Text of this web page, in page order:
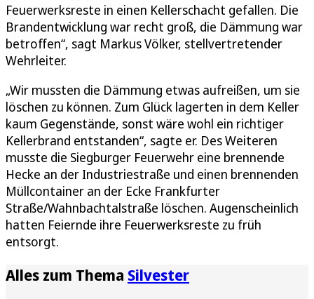
Feuerwerksreste in einen Kellerschacht gefallen. Die
Brandentwicklung war recht groß, die Dämmung war
betroffen“, sagt Markus Völker, stellvertretender
Wehrleiter.
„Wir mussten die Dämmung etwas aufreißen, um sie
löschen zu können. Zum Glück lagerten in dem Keller
kaum Gegenstände, sonst wäre wohl ein richtiger
Kellerbrand entstanden“, sagte er. Des Weiteren
musste die Siegburger Feuerwehr eine brennende
Hecke an der Industriestraße und einen brennenden
Müllcontainer an der Ecke Frankfurter
Straße/Wahnbachtalstraße löschen. Augenscheinlich
hatten Feiernde ihre Feuerwerksreste zu früh
entsorgt.
Alles zum Thema Silvester